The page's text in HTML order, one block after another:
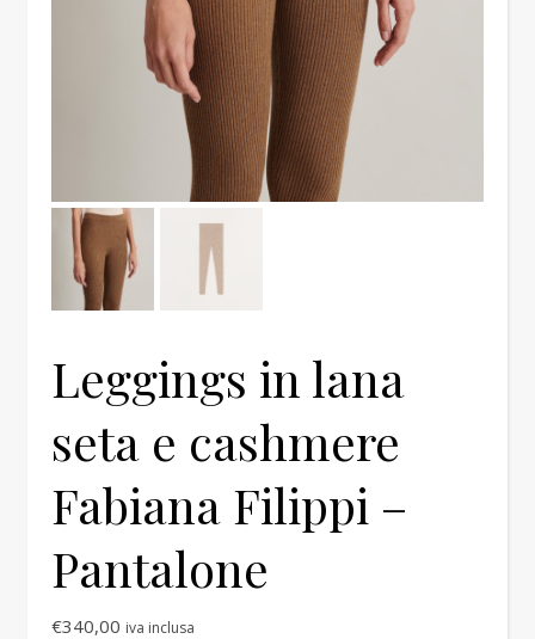
Leggings in lana
seta e cashmere
Fabiana Filippi –
Pantalone
€340,00 iva inclusa